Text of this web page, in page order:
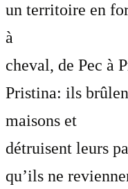
un territoire en
à
cheval, de Pec à
Pristina: ils
maisons et
détruisent leurs
qu’ils ne